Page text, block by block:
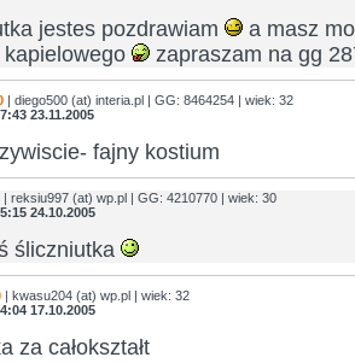
jestes pozdrawiam
a masz
zapraszam na gg
| diego500 (at) interia.pl | GG: 8464254 | wiek: 32
23.11.2005
fajny kostium
| reksiu997 (at) wp.pl | GG: 4210770 | wiek: 30
24.10.2005
śliczniutka
| kwasu204 (at) wp.pl | wiek: 32
17.10.2005
za całokształt